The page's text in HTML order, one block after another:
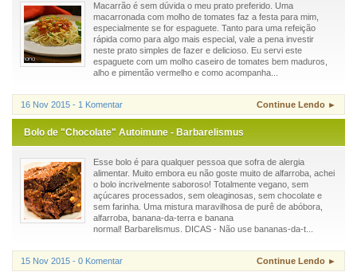
Macarrão é sem dúvida o meu prato preferido. Uma
macarronada com molho de tomates faz a festa para mim,
especialmente se for espaguete. Tanto para uma refeição
rápida como para algo mais especial, vale a pena investir
neste prato simples de fazer e delicioso. Eu servi este
espaguete com um molho caseiro de tomates bem maduros,
alho e pimentão vermelho e como acompanha...
16 Nov 2015 - 1 Komentar Continue Lendo ►
Bolo de "Chocolate" Autoimune - Barbarelismus
Esse bolo é para qualquer pessoa que sofra de alergia
alimentar. Muito embora eu não goste muito de alfarroba, achei
o bolo incrivelmente saboroso! Totalmente vegano, sem
açúcares processados, sem oleaginosas, sem chocolate e
sem farinha. Uma mistura maravilhosa de purê de abóbora,
alfarroba, banana-da-terra e banana
normal! Barbarelismus. DICAS - Não use bananas-da-t...
15 Nov 2015 - 0 Komentar Continue Lendo ►